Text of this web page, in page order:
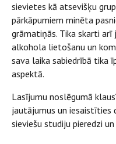
sievietes kā atsevišķu
pārkāpumiem minēta
grāmatiņās. Tika skarti arī
alkohola lietošanu un
sava laika sabiedrībā tika
aspektā.
Lasījumu noslēgumā
jautājumus un iesaistīties
sieviešu studiju pieredzi